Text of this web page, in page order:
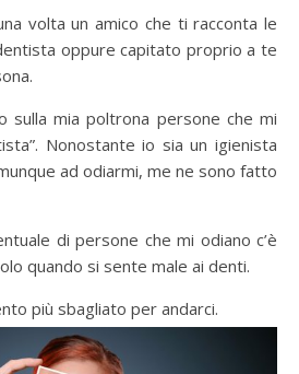
oppure capitato proprio a te
sulla mia poltrona persone che mi
Nonostante io sia un igienista
ad odiarmi, me ne sono fatto
di persone che mi odiano c’è
quando si sente male ai denti.
più sbagliato per andarci.